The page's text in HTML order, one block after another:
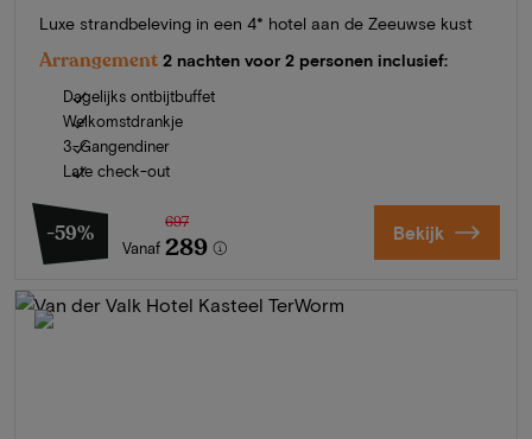
Luxe strandbeleving in een 4* hotel aan de Zeeuwse kust
Arrangement 2 nachten voor 2 personen inclusief:
Dagelijks ontbijtbuffet
Welkomstdrankje
3-Gangendiner
Late check-out
-59%
Vanaf
697
289 Bekijk